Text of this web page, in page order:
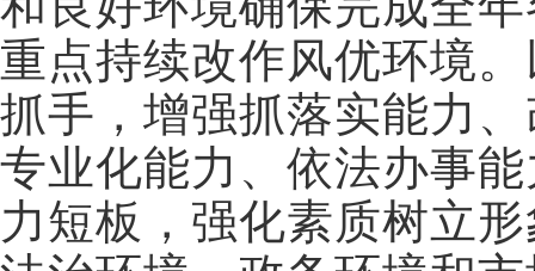
重点持续改作风优环境
抓手，增强抓落实能力
专业化能力、依法办事
力短板，强化素质树立